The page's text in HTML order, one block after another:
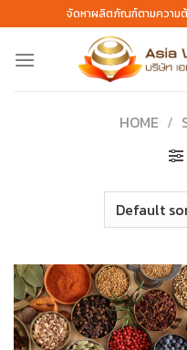
to
content
จัดหาผลิตภัณฑ์ตามความ
HOME /